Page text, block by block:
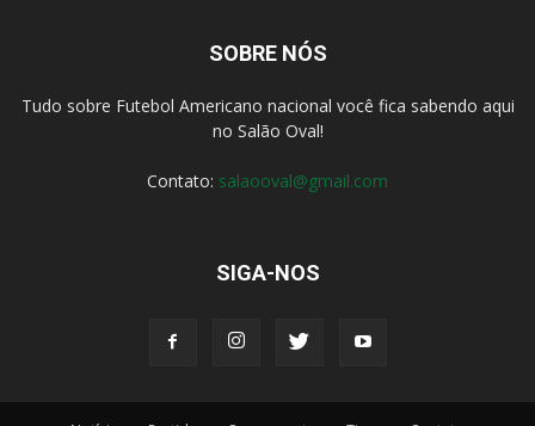
SOBRE NÓS
Tudo sobre Futebol Americano nacional você fica sabendo aqui
no Salão Oval!
Contato: salaooval@gmail.com
SIGA-NOS